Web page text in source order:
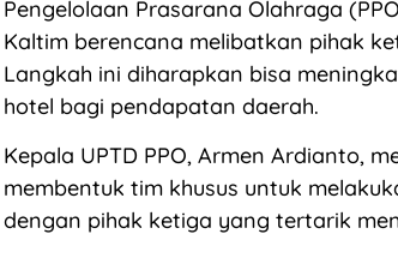
Pengelolaan Prasarana Olahraga
Kaltim berencana melibatkan pihak
Langkah ini diharapkan bisa
hotel bagi pendapatan daerah.
Kepala UPTD PPO, Armen Ardianto,
membentuk tim khusus untuk
dengan pihak ketiga yang tertarik